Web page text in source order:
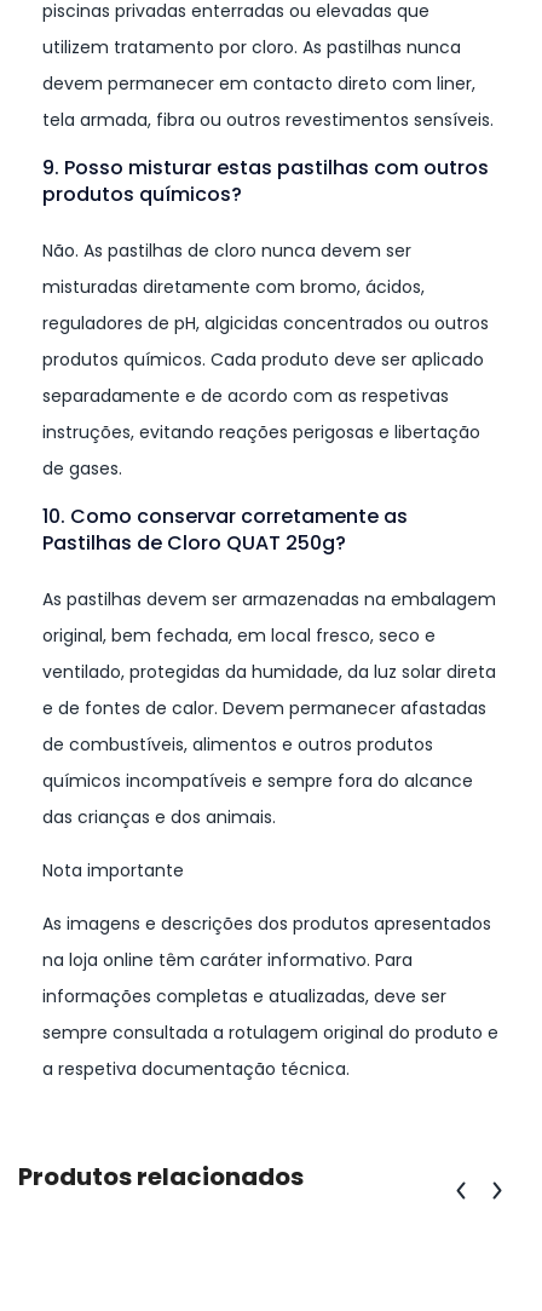
piscinas privadas enterradas ou elevadas que
utilizem tratamento por cloro. As pastilhas nunca
devem permanecer em contacto direto com liner,
tela armada, fibra ou outros revestimentos sensíveis.
9. Posso misturar estas pastilhas com outros
produtos químicos?
Não. As pastilhas de cloro nunca devem ser
misturadas diretamente com bromo, ácidos,
reguladores de pH, algicidas concentrados ou outros
produtos químicos. Cada produto deve ser aplicado
separadamente e de acordo com as respetivas
instruções, evitando reações perigosas e libertação
de gases.
10. Como conservar corretamente as
Pastilhas de Cloro QUAT 250g?
As pastilhas devem ser armazenadas na embalagem
original, bem fechada, em local fresco, seco e
ventilado, protegidas da humidade, da luz solar direta
e de fontes de calor. Devem permanecer afastadas
de combustíveis, alimentos e outros produtos
químicos incompatíveis e sempre fora do alcance
das crianças e dos animais.
Nota importante
As imagens e descrições dos produtos apresentados
na loja online têm caráter informativo. Para
informações completas e atualizadas, deve ser
sempre consultada a rotulagem original do produto e
a respetiva documentação técnica.
Produtos relacionados